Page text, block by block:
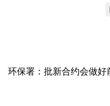
保署：批新合约会做好